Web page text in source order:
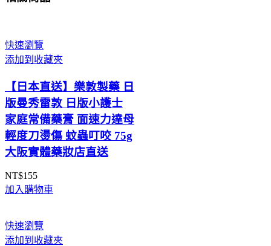
快速瀏覽
添加到收藏夾
【日本直送】樂敦製藥 日
版曼秀雷敦 日版小護士
家庭常備藥膏 面速力達母
輕度刀燙傷 蚊蟲叮咬 75g
大阪實體藥妝店直送
NT$155
加入購物車
快速瀏覽
添加到收藏夾